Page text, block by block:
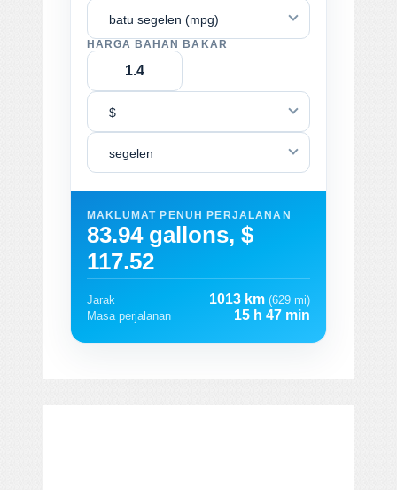
batu segelen (mpg)
HARGA BAHAN BAKAR
$
segelen
MAKLUMAT PENUH PERJALANAN
83.94 gallons, $
117.52
Jarak 1013 km (629 mi)
Masa perjalanan
15 h 47 min